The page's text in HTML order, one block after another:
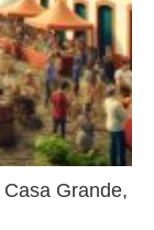
Grande,